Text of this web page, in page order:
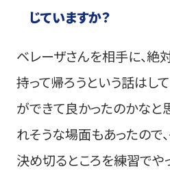
じていますか？
ベレーザさんを相手に、
持って帰ろうという話はし
ができて良かったのかなと
れそうな場面もあったので
決め切るところを練習でや